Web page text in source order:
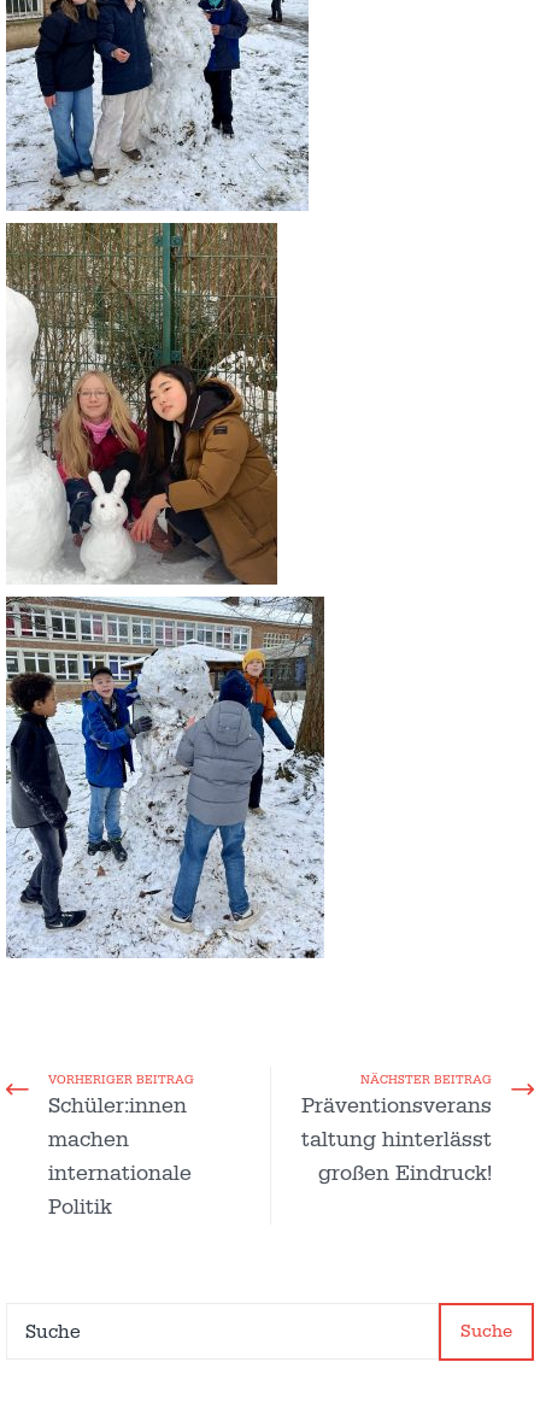
VORHERIGER BEITRAG
Schüler:innen
machen
internationale
Politik
NÄCHSTER BEITRAG
Präventionsverans
taltung hinterlässt
großen Eindruck!
Suche